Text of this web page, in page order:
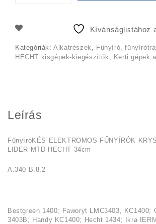
Kívánságlistához
Kategóriák:Alkatrészek Fűnyíró,
HECHT kisgépek-kiegészítők
Kerti gépek
Leírás
FűnyíróKÉS ELEKTROMOS FŰNYÍRÓK
LIDER MTD HECHT 34cm
A.340 B.8,2
Bestgreen 1400; Faworyt LMC3403, KC1400;
3403B; Handy KC1400; Hecht 1434; Ikra